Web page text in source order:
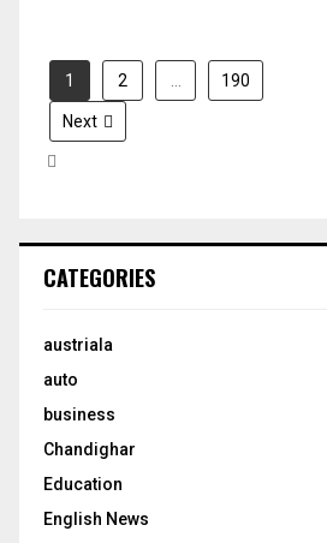
1 2 190
Next
CATEGORIES
austriala
auto
business
Chandighar
Education
English News